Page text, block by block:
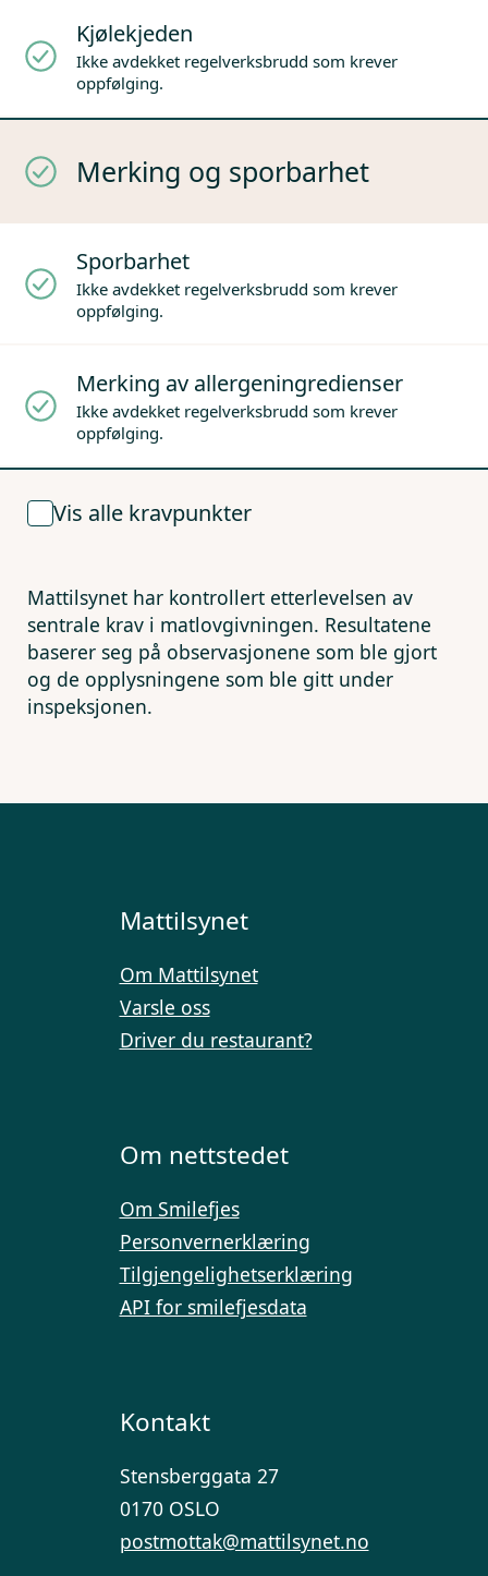
Kjølekjeden
Ikke avdekket regelverksbrudd som krever
oppfølging.
Merking og sporbarhet
Sporbarhet
Ikke avdekket regelverksbrudd som krever
oppfølging.
Merking av allergeningredienser
Ikke avdekket regelverksbrudd som krever
oppfølging.
Vis alle kravpunkter
Mattilsynet har kontrollert etterlevelsen av
sentrale krav i matlovgivningen. Resultatene
baserer seg på observasjonene som ble gjort
og de opplysningene som ble gitt under
inspeksjonen.
Mattilsynet
Om Mattilsynet
Varsle oss
Driver du restaurant?
Om nettstedet
Om Smilefjes
Personvernerklæring
Tilgjengelighetserklæring
API for smilefjesdata
Kontakt
Stensberggata 27
0170 OSLO
postmottak@mattilsynet.no